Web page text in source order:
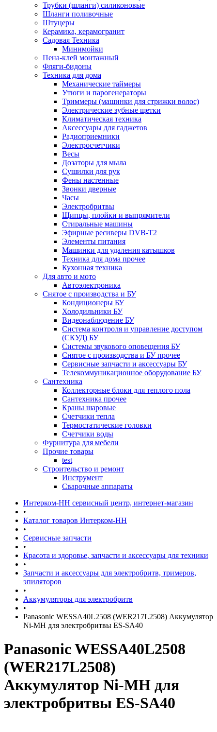
Трубки (шланги) силиконовые
Шланги поливочные
Штуцеры
Керамика, керамогранит
Садовая Техника
Минимойки
Пена-клей монтажный
Фляги-бидоны
Техника для дома
Механические таймеры
Утюги и парогенераторы
Триммеры (машинки для стрижки волос)
Электрические зубные щетки
Климатическая техника
Аксессуары для гаджетов
Радиоприемники
Электросчетчики
Весы
Дозаторы для мыла
Сушилки для рук
Фены настенные
Звонки дверные
Часы
Электробритвы
Щипцы, плойки и выпрямители
Стиральные машины
Эфирные ресиверы DVB-T2
Элементы питания
Машинки для удаления катышков
Техника для дома прочее
Кухонная техника
Для авто и мото
Автоэлектроника
Снятое с производства и БУ
Кондиционеры БУ
Холодильники БУ
Видеонаблюдение БУ
Система контроля и управление доступом
(СКУД) БУ
Системы звукового оповещения БУ
Снятое с производства и БУ прочее
Сервисные запчасти и аксессуары БУ
Телекоммуникационное оборудование БУ
Сантехника
Коллекторные блоки для теплого пола
Сантехника прочее
Краны шаровые
Счетчики тепла
Термоcтатические головки
Счетчики воды
Фурнитура для мебели
Прочие товары
test
Строительство и ремонт
Инструмент
Сварочные аппараты
Интерком-НН сервисный центр, интернет-магазин
•
Каталог товаров Интерком-НН
•
Сервисные запчасти
•
Красота и здоровье, запчасти и аксессуары для техники
•
Запчасти и аксессуары для электробритв, тримеров,
эпиляторов
•
Аккумуляторы для электробритв
•
Panasonic WESSA40L2508 (WER217L2508) Аккумулятор
Ni-MH для электробритвы ES-SA40
Panasonic WESSA40L2508
(WER217L2508)
Аккумулятор Ni-MH для
электробритвы ES-SA40